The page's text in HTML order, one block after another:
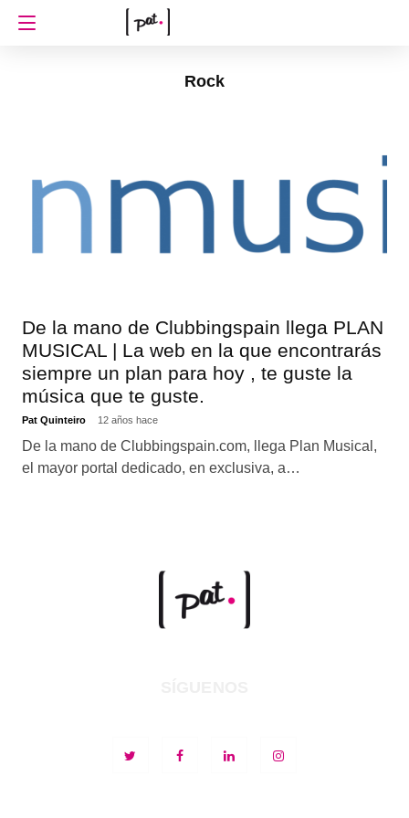
Rock
De la mano de Clubbingspain llega PLAN
MUSICAL | La web en la que encontrarás
siempre un plan para hoy , te guste la
música que te guste.
Pat Quinteiro 12 años hace
De la mano de Clubbingspain.com, llega Plan Musical,
el mayor portal dedicado, en exclusiva, a…